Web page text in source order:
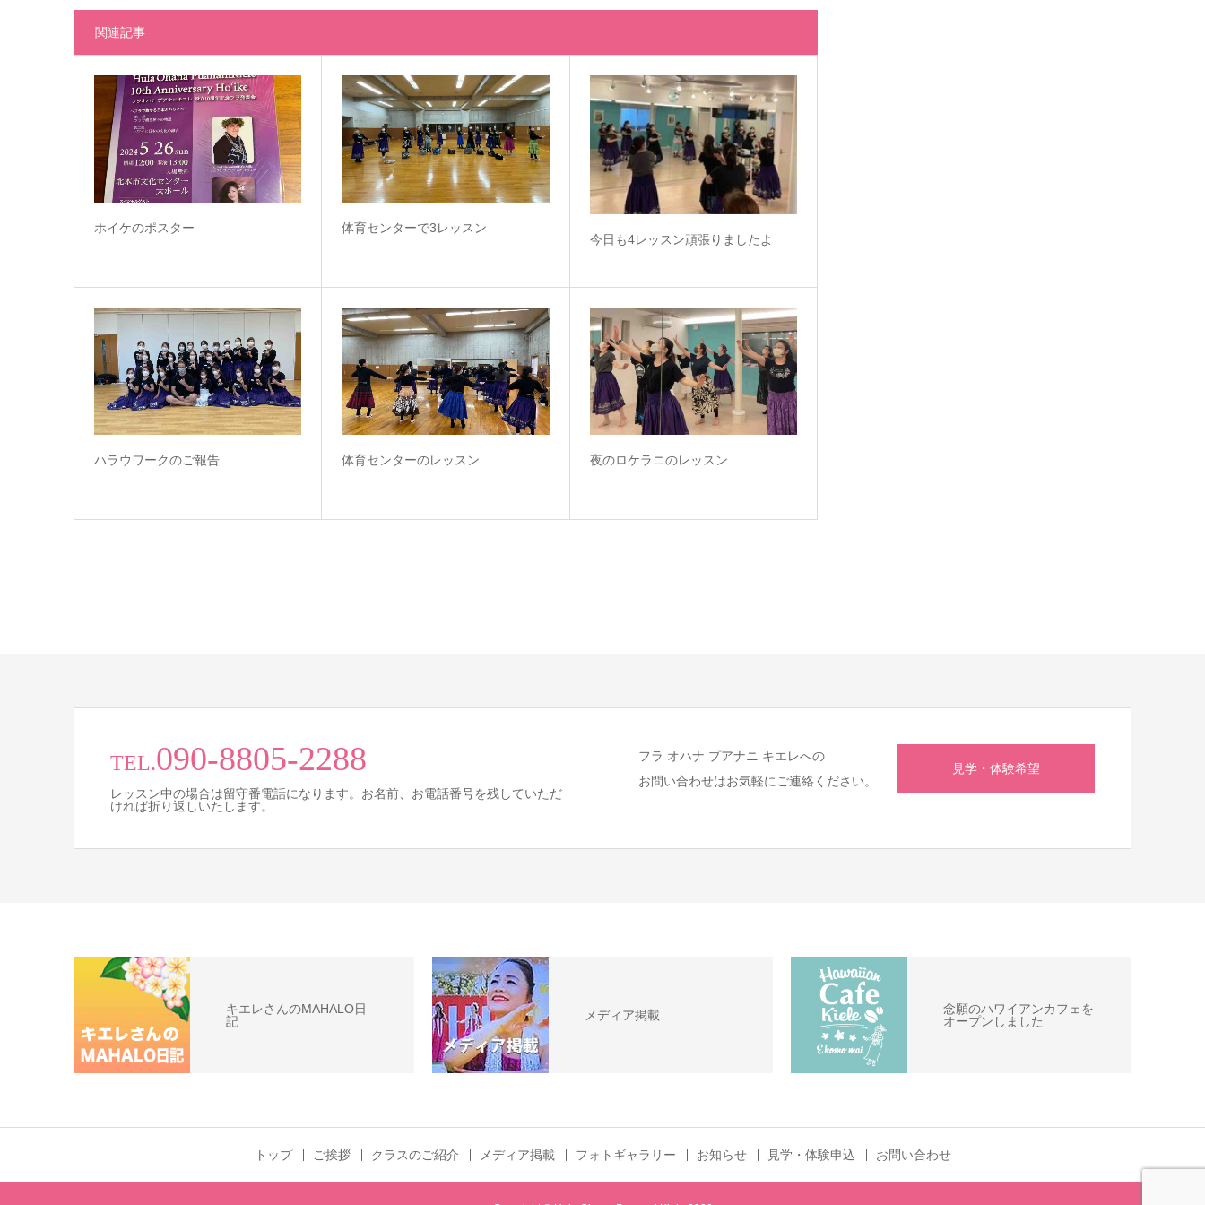
関連記事
ホイケのポスター
体育センターで3レッスン
今日も4レッスン頑張りましたよ
ハラウワークのご報告 体育センターのレッスン 夜のロケラニのレッスン
TEL.090-8805-2288
レッスン中の場合は留守番電話になります。お名前、お電話番号を残していただ
ければ折り返しいたします。
フラ オハナ プアナニ キエレへの
お問い合わせはお気軽にご連絡ください。
見学・体験希望
キエレさんのMAHALO日
記
メディア掲載
念願のハワイアンカフェを
オープンしました
トップ ご挨拶 クラスのご紹介 メディア掲載 フォトギャラリー お知らせ 見学・体験申込 お問い合わせ